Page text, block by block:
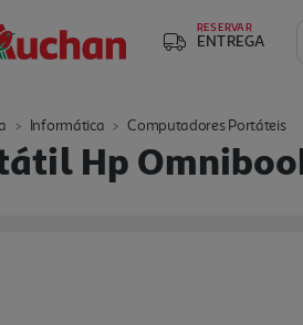
RESERVAR
ENTREGA
Informática Computadores Portáteis
Hp